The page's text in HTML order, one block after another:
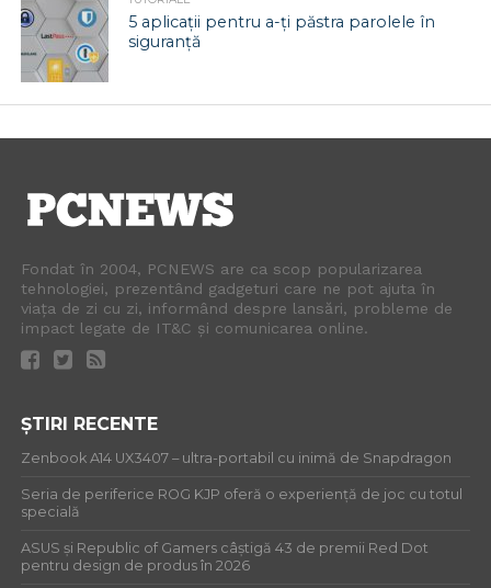
5 aplicații pentru a-ți păstra parolele în
siguranță
Fondat în 2004, PCNEWS are ca scop popularizarea
tehnologiei, prezentând gadgeturi care ne pot ajuta în
viața de zi cu zi, informând despre lansări, probleme de
impact legate de IT&C și comunicarea online.
ȘTIRI RECENTE
Zenbook A14 UX3407 – ultra-portabil cu inimă de Snapdragon
Seria de periferice ROG KJP oferă o experiență de joc cu totul
specială
ASUS și Republic of Gamers câștigă 43 de premii Red Dot
pentru design de produs în 2026